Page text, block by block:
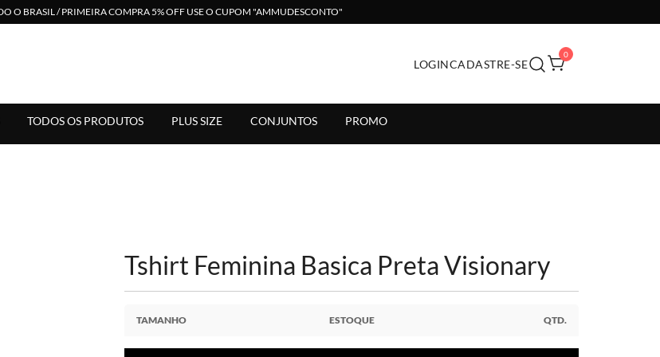
O BRASIL / PRIMEIRA COMPRA 5% OFF USE O CUPOM "AMMUDESCONTO"
Suporte Via Whats. Enviamos para Todo Brasil.
LOGINCADASTRE-SE
0
TODOS OS PRODUTOS PLUS SIZE CONJUNTOS PROMO
Tshirt Feminina Basica Preta Visionary
TAMANHO ESTOQUE QTD.